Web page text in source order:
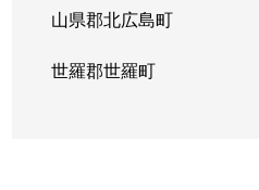
山県郡北広島町
世羅郡世羅町